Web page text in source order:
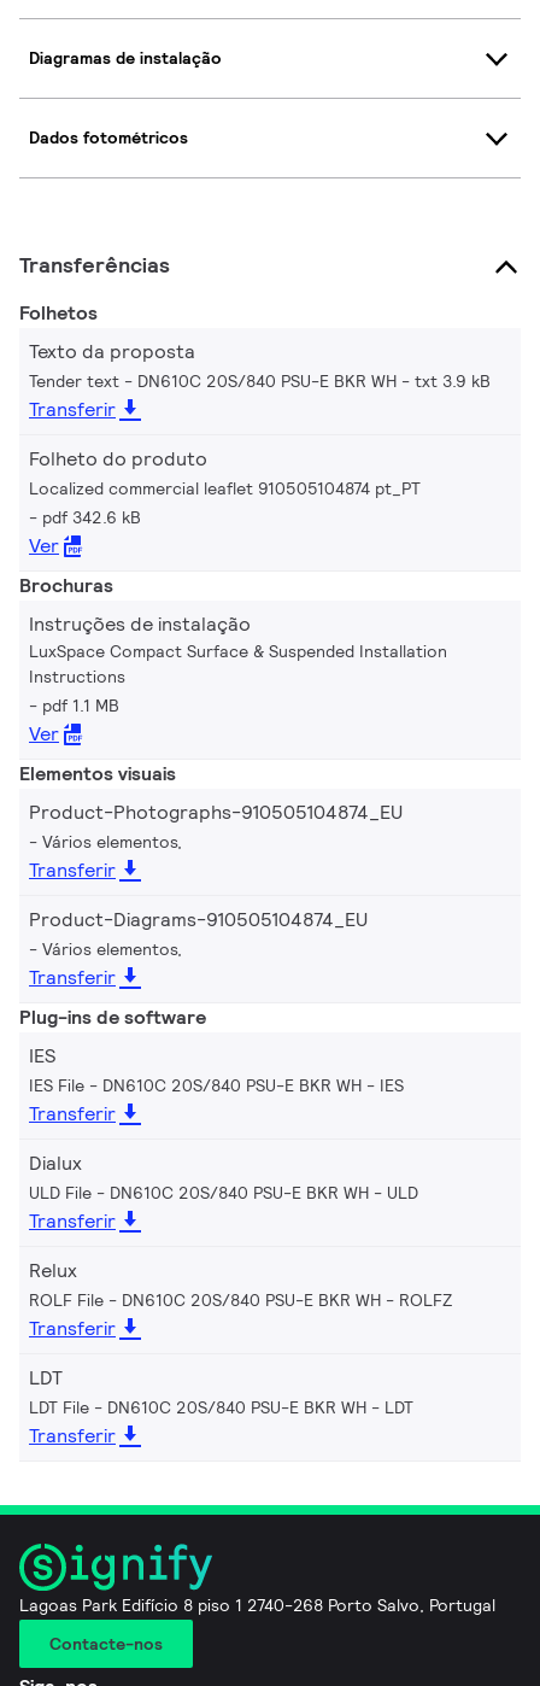
Diagramas de instalação
Dados fotométricos
Transferências
Folhetos
Texto da proposta
Tender text - DN610C 20S/840 PSU-E BKR WH txt 3.9 kB
Transferir
Folheto do produto
Localized commercial leaflet 910505104874 pt_PT
pdf 342.6 kB
Ver
Brochuras
Instruções de instalação
LuxSpace Compact Surface & Suspended Installation
Instructions
pdf 1.1 MB
Ver
Elementos visuais
Product-Photographs-910505104874_EU
Vários elementos,
Transferir
Product-Diagrams-910505104874_EU
Vários elementos,
Transferir
Plug-ins de software
IES
IES File - DN610C 20S/840 PSU-E BKR WH IES
Transferir
Dialux
ULD File - DN610C 20S/840 PSU-E BKR WH ULD
Transferir
Relux
ROLF File - DN610C 20S/840 PSU-E BKR WH ROLFZ
Transferir
LDT
LDT File - DN610C 20S/840 PSU-E BKR WH LDT
Transferir
Lagoas Park Edifício 8 piso 1 2740-268 Porto Salvo, Portugal
Contacte-nos